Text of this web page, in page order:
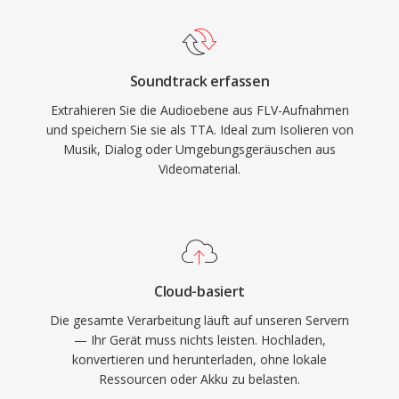
Dateien nach wie vor in unzähligen Archiven
und Legacy-Systemen.
einen praktischen Vorteil gegenüber einigen
verschaffte. Die quelloffene
Referenzimplementierung steht unter der GNU
GPL und fördert Community-Adoption und
Drittanbieter-Integrationen. Während neuere
dient TTA weiterhin Nutzern, die Einfachheit
und transparente Kompression schätzen.
Soundtrack erfassen
Extrahieren Sie die Audioebene aus FLV-Aufnahmen
und speichern Sie sie als TTA. Ideal zum Isolieren von
Musik, Dialog oder Umgebungsgeräuschen aus
Videomaterial.
Cloud-basiert
Die gesamte Verarbeitung läuft auf unseren Servern
— Ihr Gerät muss nichts leisten. Hochladen,
konvertieren und herunterladen, ohne lokale
Ressourcen oder Akku zu belasten.